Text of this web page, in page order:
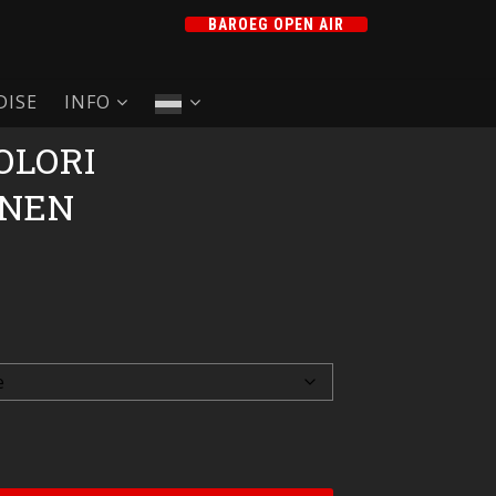
BAROEG OPEN AIR
INFO